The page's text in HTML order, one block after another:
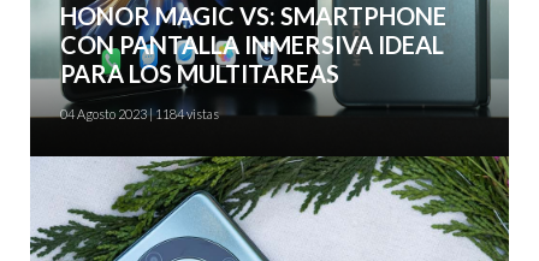
HONOR MAGIC VS: SMARTPHONE
CON PANTALLA INMERSIVA IDEAL
PARA LOS MULTITAREAS
04 Agosto 2023 | 1184 vistas